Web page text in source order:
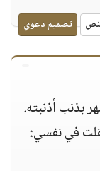
تصميم دعوي
بذنب أذنبته.
في نفسي: